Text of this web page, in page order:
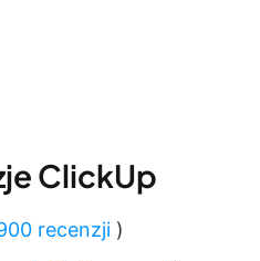
ClickUp
recenzji )